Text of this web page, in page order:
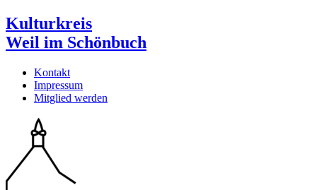
Kulturkreis
Weil im Schönbuch
Kontakt
Impressum
Mitglied werden